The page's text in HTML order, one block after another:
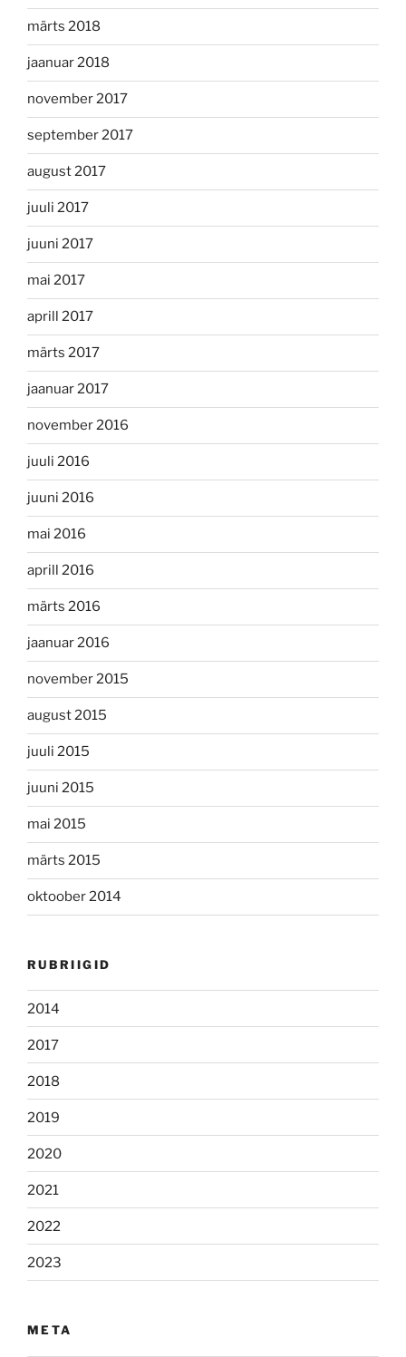
märts 2018
jaanuar 2018
november 2017
september 2017
august 2017
juuli 2017
juuni 2017
mai 2017
aprill 2017
märts 2017
jaanuar 2017
november 2016
juuli 2016
juuni 2016
mai 2016
aprill 2016
märts 2016
jaanuar 2016
november 2015
august 2015
juuli 2015
juuni 2015
mai 2015
märts 2015
oktoober 2014
RUBRIIGID
2014
2017
2018
2019
2020
2021
2022
2023
META